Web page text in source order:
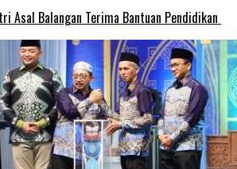
Asal Balangan Terima Bantuan Pendidikan